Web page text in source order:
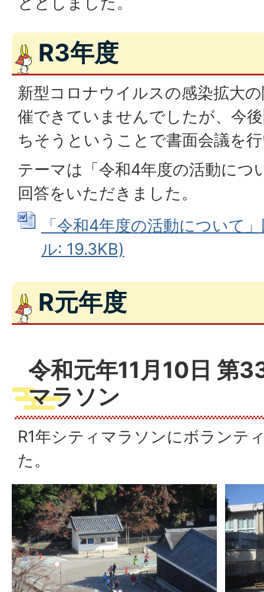
R3年度
新型コロナウイルスの感染拡大
催できていませんでしたが、今
ちそうということで書面会議を
テーマは「令和4年度の活動につ
回答をいただきました。
「令和4年度の活動について
ル: 19.3KB)
R元年度
令和元年11月10日 第
マラソン
R1年シティマラソンにボランテ
た。